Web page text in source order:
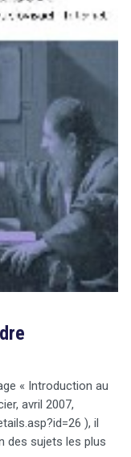
« Introduction au
avril 2007,
), il
des sujets les plus